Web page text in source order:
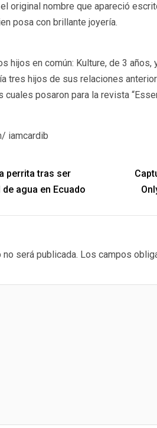
el original nombre que apareció
posa con brillante joyería.
hijos en común: Kulture, de 3 años,
tres hijos de sus relaciones
cuales posaron para la revista
iamcardib
perrita tras ser
agua en Ecuado
será publicada. Los campos